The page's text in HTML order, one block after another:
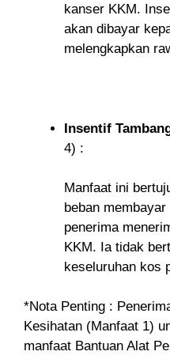
kanser KKM.
akan dibayar
melengkapkan
Insentif
4) :
Manfaat ini
beban
penerima
KKM. Ia tidak
keseluruhan kos
*Nota Penting :
Kesihatan (Manfaat 1)
manfaat Bantuan Alat